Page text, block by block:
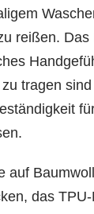
reißen. Das
tragen
auf
das